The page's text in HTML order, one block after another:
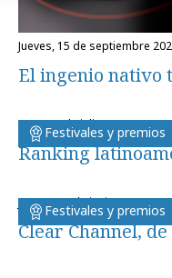
jueves, 15 de septiembre
El ingenio nativo
Festivales y premios
lunes, 2 de julio 2012
Ranking
Festivales y premios
jueves, 21 de junio 2012
Clear Channel,